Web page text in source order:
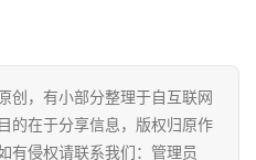
创，有小部分整理于自互联网
的在于分享信息，版权归原作
有侵权请联系我们：管理员